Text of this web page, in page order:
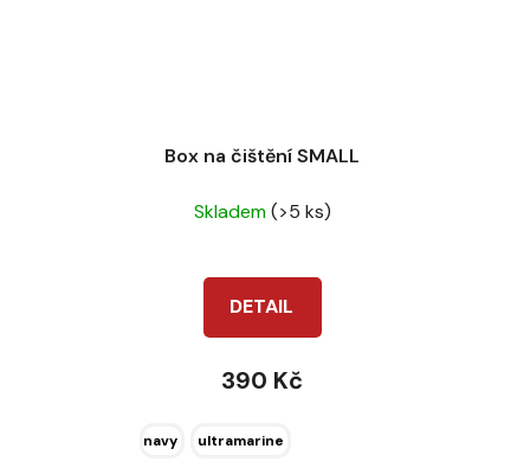
Box na čištění SMALL
Skladem(>5 ks)
DETAIL
390 Kč
navy ultramarine